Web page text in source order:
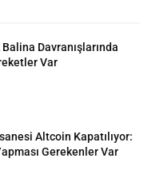
Davranışlarında
Var
Altcoin Kapatılıyor:
Gerekenler Var